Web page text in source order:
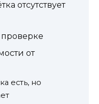
отсутствует
от
есть, но